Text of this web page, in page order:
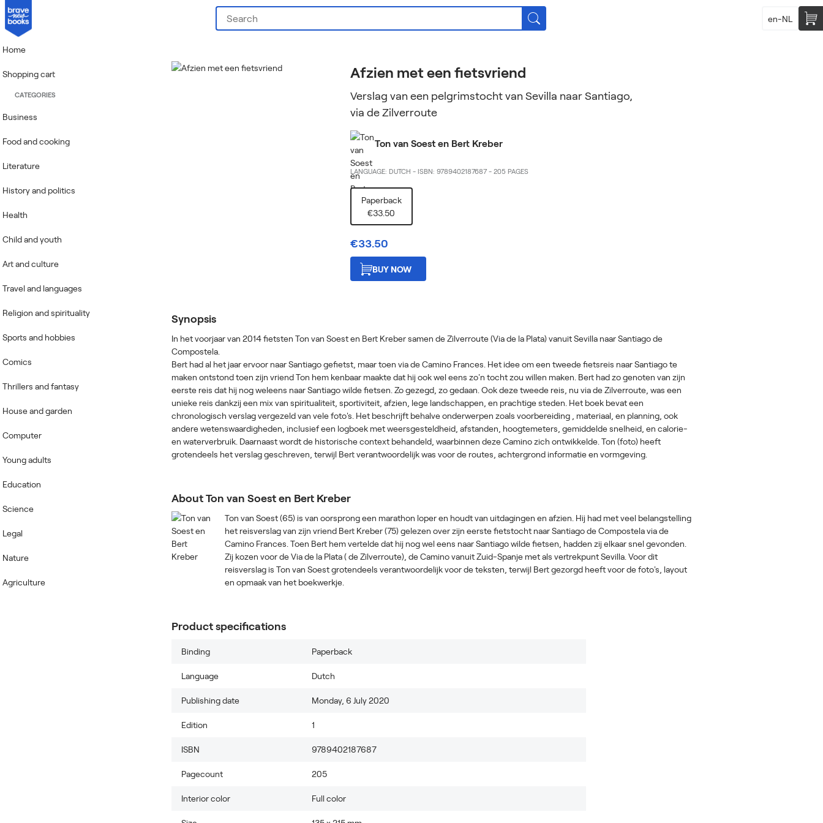
en-NL
Home
Shopping cart
CATEGORIES
Business
Food and cooking
Literature
History and politics
Health
Child and youth
Art and culture
Travel and languages
Religion and spirituality
Sports and hobbies
Comics
Thrillers and fantasy
House and garden
Computer
Young adults
Education
Science
Legal
Nature
Agriculture
Afzien met een fietsvriend
Verslag van een pelgrimstocht van Sevilla naar Santiago,
via de Zilverroute
Ton van Soest en Bert Kreber
LANGUAGE: DUTCH - ISBN: 9789402187687 - 205 PAGES
Paperback
€33.50
€33.50
BUY NOW
Synopsis
In het voorjaar van 2014 fietsten Ton van Soest en Bert Kreber samen de Zilverroute (Via de la Plata) vanuit Sevilla naar Santiago de
Compostela.
Bert had al het jaar ervoor naar Santiago gefietst, maar toen via de Camino Frances. Het idee om een tweede fietsreis naar Santiago te
maken ontstond toen zijn vriend Ton hem kenbaar maakte dat hij ook wel eens zo'n tocht zou willen maken. Bert had zo genoten van zijn
eerste reis dat hij nog weleens naar Santiago wilde fietsen. Zo gezegd, zo gedaan. Ook deze tweede reis, nu via de Zilverroute, was een
unieke reis dankzij een mix van spiritualiteit, sportiviteit, afzien, lege landschappen, en prachtige steden. Het boek bevat een
chronologisch verslag vergezeld van vele foto's. Het beschrijft behalve onderwerpen zoals voorbereiding , materiaal, en planning, ook
andere wetenswaardigheden, inclusief een logboek met weersgesteldheid, afstanden, hoogtemeters, gemiddelde snelheid, en calorie-
en waterverbruik. Daarnaast wordt de historische context behandeld, waarbinnen deze Camino zich ontwikkelde. Ton (foto) heeft
grotendeels het verslag geschreven, terwijl Bert verantwoordelijk was voor de routes, achtergrond informatie en vormgeving.
About Ton van Soest en Bert Kreber
Ton van Soest (65) is van oorsprong een marathon loper en houdt van uitdagingen en afzien. Hij had met veel belangstelling
het reisverslag van zijn vriend Bert Kreber (75) gelezen over zijn eerste fietstocht naar Santiago de Compostela via de
Camino Frances. Toen Bert hem vertelde dat hij nog wel eens naar Santiago wilde fietsen, hadden zij elkaar snel gevonden.
Zij kozen voor de Via de la Plata ( de Zilverroute), de Camino vanuit Zuid-Spanje met als vertrekpunt Sevilla. Voor dit
reisverslag is Ton van Soest grotendeels verantwoordelijk voor de teksten, terwijl Bert gezorgd heeft voor de foto's, layout
en opmaak van het boekwerkje.
Product specifications
Binding Paperback
Language Dutch
Publishing date Monday, 6 July 2020
Edition 1
ISBN 9789402187687
Pagecount 205
Interior color Full color